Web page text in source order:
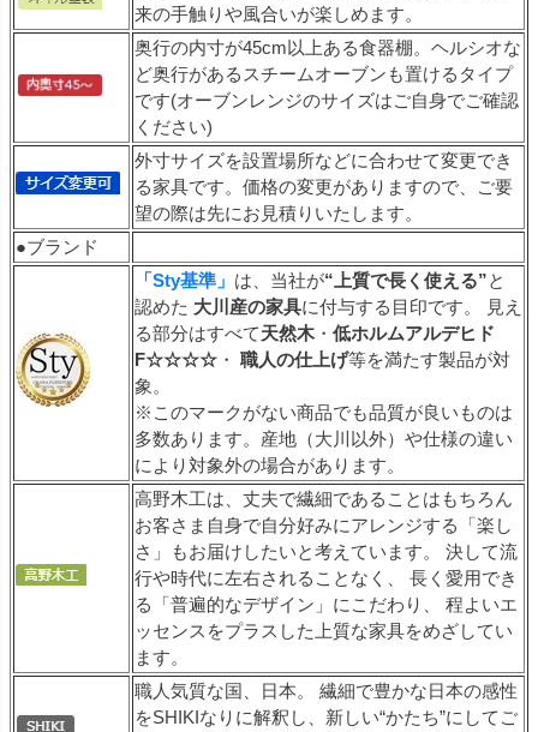
来の手触りや風合いが楽しめます。
奥行の内寸が45cm以上ある食器棚。ヘルシオな
ど奥行があるスチームオーブンも置けるタイプ
です(オーブンレンジのサイズはご自身でご確認
ください)
外寸サイズを設置場所などに合わせて変更でき
る家具です。価格の変更がありますので、ご要
望の際は先にお見積りいたします。
●ブランド
「Sty基準」 は、当社が“上質で長く使える”と
認めた 大川産の家具に付与する目印です。 見え
る部分はすべて天然木 ・ 低ホルムアルデヒド
F☆☆☆☆ ・ 職人の仕上げ等を満たす製品が対
象。
※このマークがない商品でも品質が良いものは
多数あります。産地（大川以外）や仕様の違い
により対象外の場合があります。
高野木工は、丈夫で繊細であることはもちろん
お客さま自身で自分好みにアレンジする「楽し
さ」もお届けしたいと考えています。 決して流
行や時代に左右されることなく、 長く愛用でき
る「普遍的なデザイン」にこだわり、 程よいエ
ッセンスをプラスした上質な家具をめざしてい
ます。
職人気質な国、日本。 繊細で豊かな日本の感性
をSHIKIなりに解釈し、新しい“かたち”にしてご